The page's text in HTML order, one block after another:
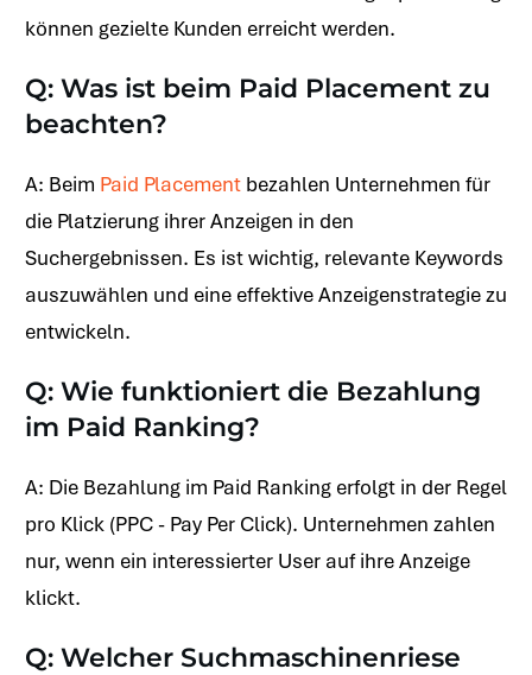
können gezielte Kunden erreicht werden.
Q: Was ist beim Paid Placement zu
beachten?
A: Beim Paid Placement bezahlen Unternehmen für
die Platzierung ihrer Anzeigen in den
Suchergebnissen. Es ist wichtig, relevante Keywords
auszuwählen und eine effektive Anzeigenstrategie zu
entwickeln.
Q: Wie funktioniert die Bezahlung
im Paid Ranking?
A: Die Bezahlung im Paid Ranking erfolgt in der Regel
pro Klick (PPC - Pay Per Click). Unternehmen zahlen
nur, wenn ein interessierter User auf ihre Anzeige
klickt.
Q: Welcher Suchmaschinenriese